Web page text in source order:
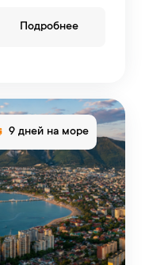
Подробнее
9 дней на море